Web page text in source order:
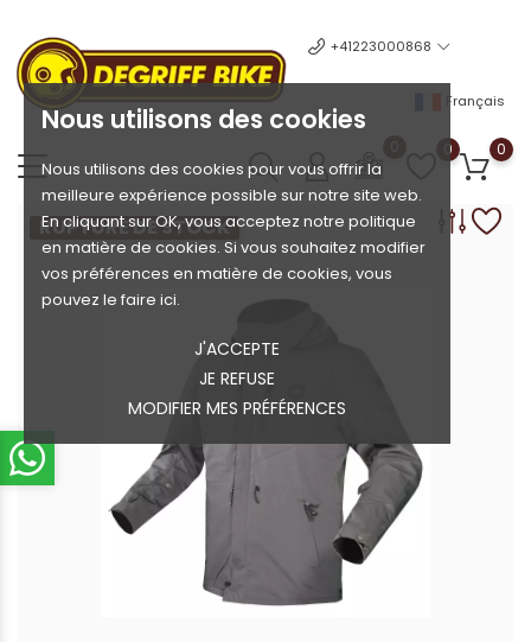
Nous utilisons des cookies
Nous utilisons des cookies pour vous offrir la
meilleure expérience possible sur notre site web.
En cliquant sur OK, vous acceptez notre politique
en matière de cookies. Si vous souhaitez modifier
vos préférences en matière de cookies, vous
pouvez le faire ici.
J'ACCEPTE
JE REFUSE
MODIFIER MES PRÉFÉRENCES
+41223000868
Français
0 0
RUPTURE DE STOCK